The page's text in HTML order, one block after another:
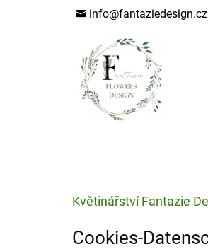
info@fantaziedesign.cz
Květinářství Fantazie
Cookies-